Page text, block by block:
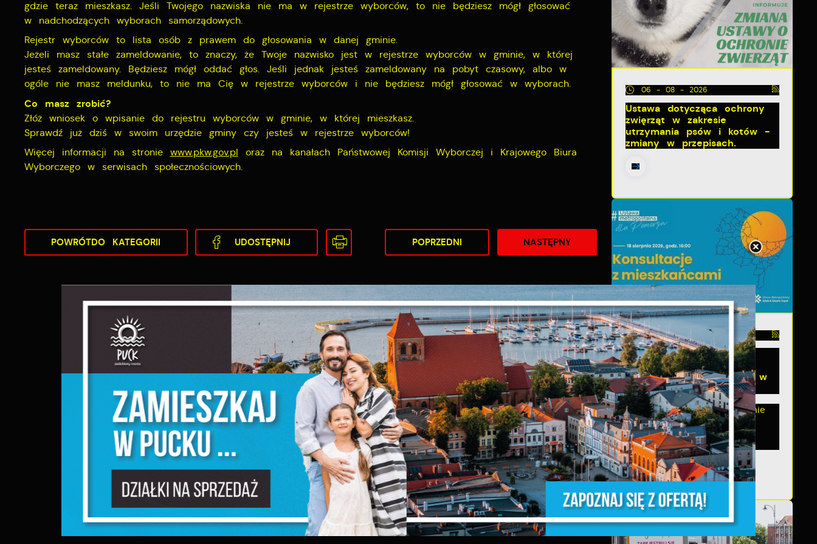
gdzie teraz mieszkasz. Jeśli Twojego nazwiska nie ma w rejestrze wyborców, to nie będziesz mógł głosować
w nadchodzących wyborach samorządowych.
Rejestr wyborców to lista osób z prawem do głosowania w danej gminie.
Jeżeli masz stałe zameldowanie, to znaczy, że Twoje nazwisko jest w rejestrze wyborców w gminie, w której
jesteś zameldowany. Będziesz mógł oddać głos. Jeśli jednak jesteś zameldowany na pobyt czasowy, albo w
ogóle nie masz meldunku, to nie ma Cię w rejestrze wyborców i nie będziesz mógł głosować w wyborach.
Co masz zrobić?
Złóż wniosek o wpisanie do rejestru wyborców w gminie, w której mieszkasz.
Sprawdź już dziś w swoim urzędzie gminy czy jesteś w rejestrze wyborców!
Więcej informacji na stronie www.pkw.gov.pl oraz na kanałach Państwowej Komisji Wyborczej i Krajowego Biura
Wyborczego w serwisach społecznościowych.
POWRÓTDO KATEGORII UDOSTĘPNIJ POPRZEDNI NASTĘPNY
06 - 08 - 2026
Ustawa dotycząca ochrony
zwięrząt w zakresie
utrzymania psów i kotów -
zmiany w przepisach.
06 - 08 - 2026
Spotkanie konsultacyjne
poświęcone powołaniu
związku metropolitalnego w
województwie pomorskim
Szanowni Państwo, serdecznie
zapraszamy na otwarte
spotkanie konsultacyjne,
poświęcone powołaniu...
Szanujemy Twoją prywatność. Możesz zmienić ustawienia cookies lub
zaakceptować je wszystkie. W dowolnym momencie możesz dokonać zmiany
swoich ustawień.
Niezbędne
Niezbędne pliki cookies służą do prawidłowego funkcjonowania strony
internetowej i umożliwiają Ci komfortowe korzystanie z oferowanych przez
nas usług.
Pliki cookies odpowiadają na podejmowane przez Ciebie działania w celu
m.in. dostosowania Twoich ustawień preferencji prywatności, logowania czy
wypełniania formularzy. Dzięki plikom cookies strona, z której korzystasz,
może działać bez zakłóceń.
Funkcjonalne i personalizacyjne
Tego typu pliki cookies umożliwiają stronie internetowej zapamiętanie
wprowadzonych przez Ciebie ustawień oraz personalizację określonych
funkcjonalności czy prezentowanych treści.
Dzięki tym plikom cookies możemy zapewnić Ci większy komfort korzystania
z funkcjonalności naszej strony poprzez dopasowanie jej do Twoich
Więcej
ZAPISZ WYBRANE